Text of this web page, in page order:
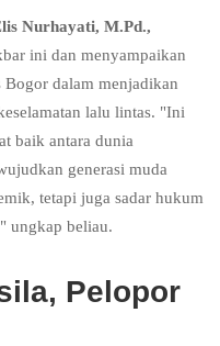
Nurhayati, M.Pd.,
ini dan menyampaikan
Bogor dalam menjadikan
lalu lintas. "Ini
baik antara dunia
generasi muda
tetapi juga sadar hukum
ungkap beliau.
Pelopor